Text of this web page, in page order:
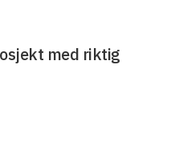
med riktig